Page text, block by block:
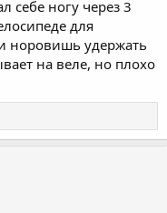
себе ногу через 3
для
норовишь удержать
на веле, но плохо